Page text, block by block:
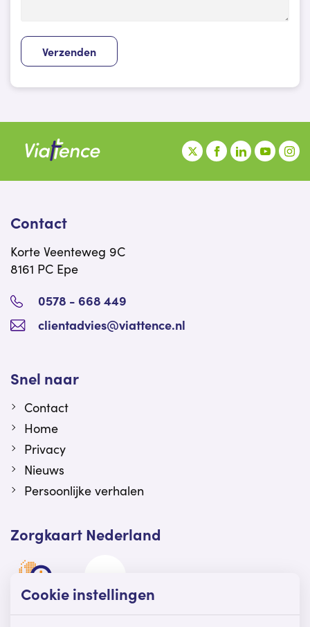
Verzenden
Contact
Korte Veenteweg 9C
8161 PC Epe
0578 - 668 449
clientadvies@viattence.nl
Snel naar
Contact
Home
Privacy
Nieuws
Persoonlijke verhalen
Zorgkaart Nederland
Viattence is gewaardeerd op Zorgkaart
Cookie instellingen